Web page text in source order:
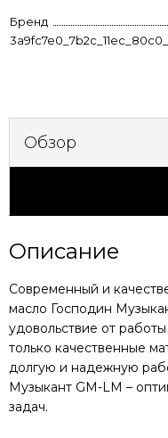
Бренд
Обзор
Описание
Современный и
масло Господин
удовольствие от
только качественные
долгую и надежную
Музыкант GM-LM –
задач.